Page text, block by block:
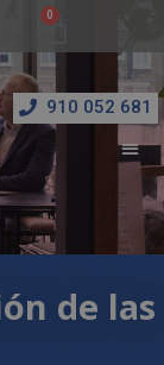
910 052 681
de las